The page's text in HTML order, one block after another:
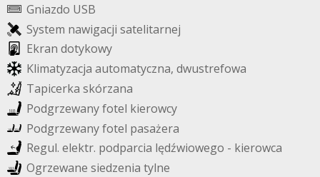
Gniazdo USB
System nawigacji satelitarnej
Ekran dotykowy
Klimatyzacja automatyczna, dwustrefowa
Tapicerka skórzana
Podgrzewanyfotel kierowcy
Podgrzewanyfotel pasażera
Regul. elektr. podparcia lędźwiowego - kierowca
Ogrzewane siedzenia tylne